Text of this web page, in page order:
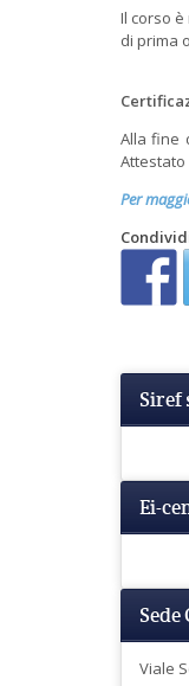
Il corso
di prima
Alla fine
Per
Siref
Ei-
Viale